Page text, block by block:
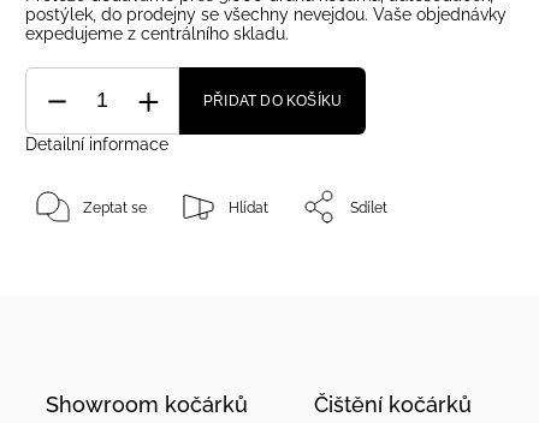
postýlek, do prodejny se všechny nevejdou. Vaše objednávky
expedujeme z centrálního skladu.
PŘIDAT DO KOŠÍKU
Detailní informace
Zeptat se Hlídat Sdílet
Showroom kočárků Čištění kočárků